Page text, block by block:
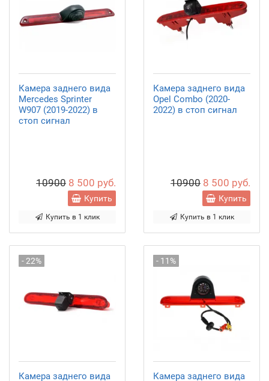
Камера заднего вида
Mercedes Sprinter
W907 (2019-2022) в
стоп сигнал
10900 8 500 руб.
Купить
Купить в 1 клик
Камера заднего вида
Opel Combo (2020-
2022) в стоп сигнал
10900 8 500 руб.
Купить
Купить в 1 клик
- 22%
Камера заднего вида
- 11%
Камера заднего вида